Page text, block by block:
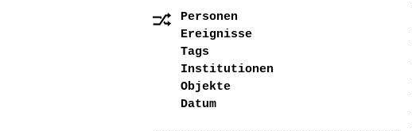
Personen
Ereignisse
Tags
Institutionen
Objekte
Datum